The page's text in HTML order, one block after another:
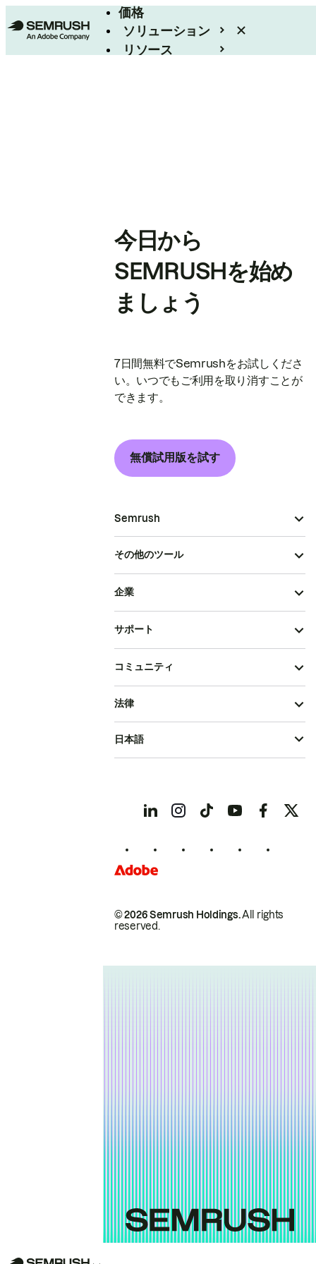
価格
ソリューション
リソース
今日から
SEMRUSHを始め
ましょう
7日間無料でSemrushをお試しくださ
い。いつでもご利用を取り消すことが
できます。
無償試用版を試す
Semrush
その他のツール
企業
サポート
コミュニティ
© 2026 Semrush Holdings.All rights
reserved.
法律
日本語